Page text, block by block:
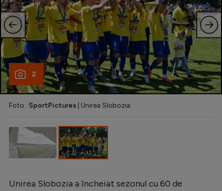
2
Foto : SportPictures | Unirea Slobozia.
Unirea Slobozia a încheiat sezonul cu 60 de